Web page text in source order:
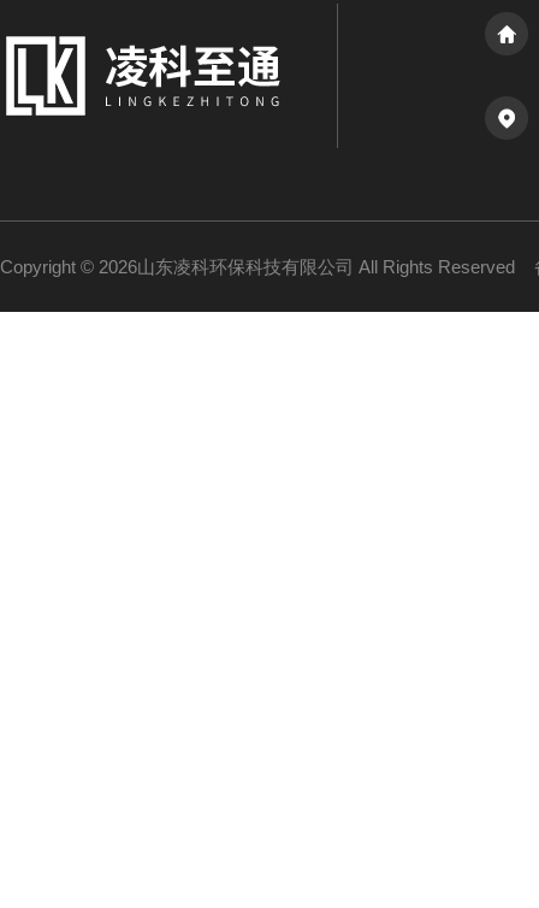
Copyright © 2026山东凌科环保科技有限公司 All Rights Reserved